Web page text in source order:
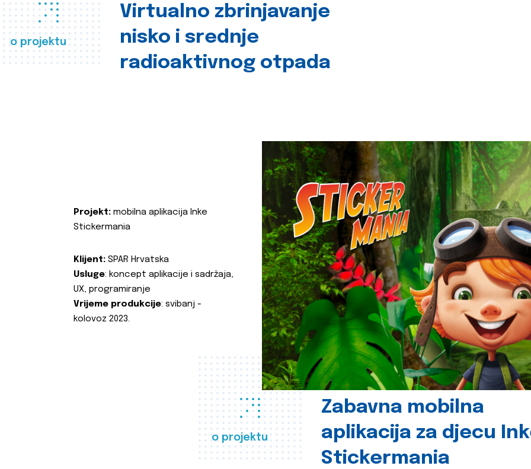
o projektu
Virtualno zbrinjavanje
nisko i srednje
radioaktivnog otpada
o projektu
Zabavna mobilna
aplikacija za djecu
Stickermania
Projekt: mobilna aplikacija Inke
Stickermania
Klijent: SPAR Hrvatska
Usluge: koncept aplikacije i sadržaja,
UX, programiranje
Vrijeme produkcije: svibanj -
kolovoz 2023.